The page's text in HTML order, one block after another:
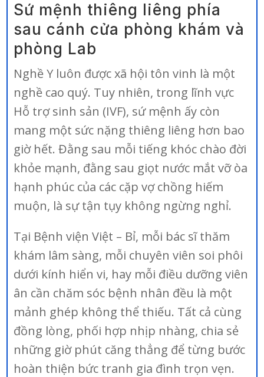
Sứ mệnh thiêng liêng phía
sau cánh cửa phòng khám và
phòng Lab
Nghề Y luôn được xã hội tôn vinh là một
nghề cao quý. Tuy nhiên, trong lĩnh vực
Hỗ trợ sinh sản (IVF), sứ mệnh ấy còn
mang một sức nặng thiêng liêng hơn bao
giờ hết. Đằng sau mỗi tiếng khóc chào đời
khỏe mạnh, đằng sau giọt nước mắt vỡ òa
hạnh phúc của các cặp vợ chồng hiếm
muộn, là sự tận tụy không ngừng nghỉ.
Tại Bệnh viện Việt – Bỉ, mỗi bác sĩ thăm
khám lâm sàng, mỗi chuyên viên soi phôi
dưới kính hiển vi, hay mỗi điều dưỡng viên
ân cần chăm sóc bệnh nhân đều là một
mảnh ghép không thể thiếu. Tất cả cùng
đồng lòng, phối hợp nhịp nhàng, chia sẻ
những giờ phút căng thẳng để từng bước
hoàn thiện bức tranh gia đình trọn vẹn.